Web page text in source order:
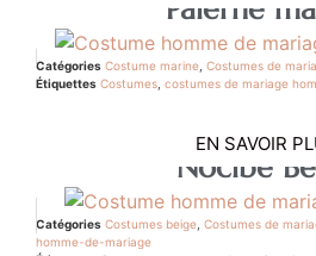
Palerne
Catégories Costume marine Costumes de
Étiquettes Costumes costumes de mariage
Nocibe
EN SAVOIR
Catégories Costumes beige Costumes de
homme-de-mariage